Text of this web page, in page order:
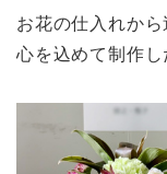
お花の仕入れから
心を込めて制作し